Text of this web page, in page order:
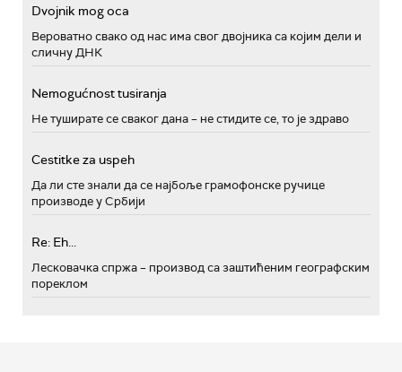
Dvojnik mog oca
Вероватно свако од нас има свог двојника са којим дели и
сличну ДНК
Nemogućnost tusiranja
Не туширате се сваког дана – не стидите се, то је здраво
Cestitke za uspeh
Да ли сте знали да се најбоље грамофонске ручице
производе у Србији
Re: Eh...
Лесковачка спржа – производ са заштићеним географским
пореклом